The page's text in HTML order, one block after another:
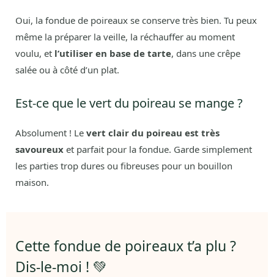
Oui, la fondue de poireaux se conserve très bien. Tu peux
même la préparer la veille, la réchauffer au moment
voulu, et l’utiliser en base de tarte, dans une crêpe
salée ou à côté d’un plat.
Est-ce que le vert du poireau se mange ?
Absolument ! Le vert clair du poireau est très
savoureux et parfait pour la fondue. Garde simplement
les parties trop dures ou fibreuses pour un bouillon
maison.
Cette fondue de poireaux t’a plu ?
Dis-le-moi ! 💚